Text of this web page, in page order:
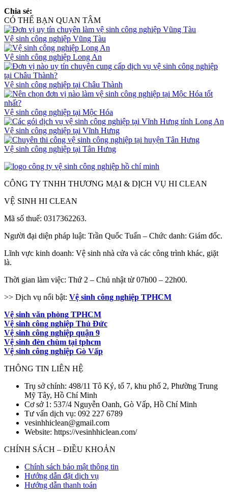
Chia sẻ:
CÓ THỂ BẠN QUAN TÂM
Vệ sinh công nghiệp Vũng Tàu
Vệ sinh công nghiệp Long An
Vệ sinh công nghiệp tại Châu Thành
Vệ sinh công nghiệp tại Mộc Hóa
Vệ sinh công nghiệp tại Vĩnh Hưng
Vệ sinh công nghiệp tại Tân Hưng
CÔNG TY TNHH THƯƠNG MẠI & DỊCH VỤ HI CLEAN
VỆ SINH HI CLEAN
Mã số thuế: 0317362263.
Người đại diện pháp luật: Trần Quốc Tuấn – Chức danh: Giám đốc.
Lĩnh vực kinh doanh: Vệ sinh nhà cửa và các công trình khác, giặt
là.
Thời gian làm việc: Thứ 2 – Chủ nhật từ 07h00 – 22h00.
>> Dịch vụ nổi bật: Vệ sinh công nghiệp TPHCM
Vệ sinh văn phòng TPHCM
Vệ sinh công nghiệp Thủ Đức
Vệ sinh công nghiệp quận 9
Vệ sinh đèn chùm tại tphcm
Vệ sinh công nghiệp Gò Vấp
THÔNG TIN LIÊN HỆ
Trụ sở chính: 498/11 Tô Ký, tổ 7, khu phố 2, Phường Trung
Mỹ Tây, Hồ Chí Minh
Cơ sở 1: 537/4 Nguyễn Oanh, Gò Vấp, Hồ Chí Minh
Tư vấn dịch vụ: 092 227 6789
vesinhhiclean@gmail.com
Website: https://vesinhhiclean.com/
CHÍNH SÁCH – ĐIỀU KHOẢN
Chính sách bảo mật thông tin
Hướng dẫn đặt dịch vụ
Hướng dẫn thanh toán